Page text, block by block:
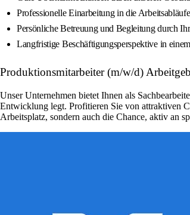
Professionelle Einarbeitung in die
Persönliche Betreuung und Begleitung durch
Langfristige Beschäftigungsperspektive in
Produktionsmitarbeiter (m/w/d)
Unser Unternehmen bietet Ihnen als
Entwicklung legt. Profitieren Sie von attraktiven
Arbeitsplatz, sondern auch die Chance, aktiv an